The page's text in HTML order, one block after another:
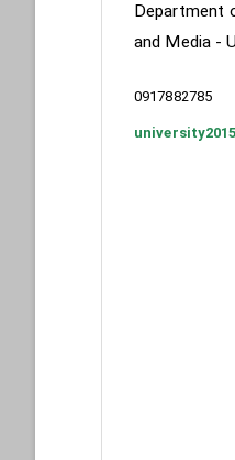
Department
and Media -
0917882785